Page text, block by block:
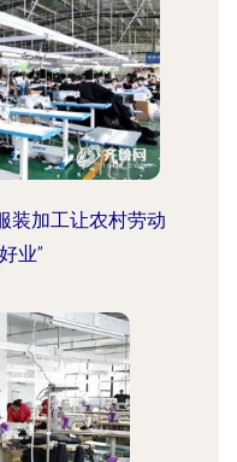
装加工让农村劳动
业”